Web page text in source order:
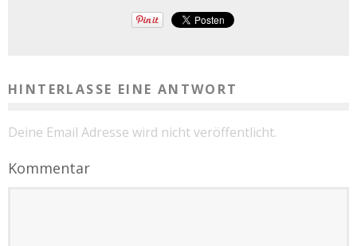
HINTERLASSE EINE ANTWORT
Deine Email Adresse wird nicht veröffentlicht.
Kommentar